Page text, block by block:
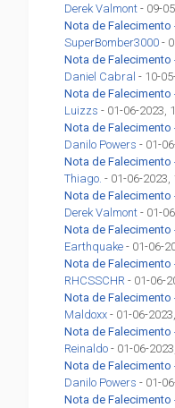
Derek Valmont - 09-
Nota de
SuperBomber3000 -
Nota de
Daniel Cabral - 10-
Nota de
Luizzs - 01-06-2023,
Nota de
Danilo Powers - 01-
Nota de
Thiago. - 01-06-2023,
Nota de
Derek Valmont - 01-
Nota de
Earthquake - 01-06-
Nota de
RHCSSCHR - 01-06-
Nota de
Maldoxx - 01-06-
Nota de
Reinaldo - 01-06-
Nota de
Danilo Powers - 01-
Nota de